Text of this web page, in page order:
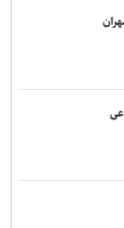
جدال با نماینده
و عدم رسمی شدن